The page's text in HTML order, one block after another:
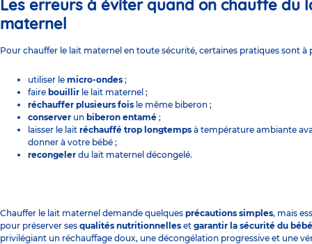
Les erreurs à éviter quand on chauffe du
maternel
Pour chauffer le lait maternel en toute sécurité, certaines pratiques sont
utiliser le micro-ondes ;
faire bouillir le lait maternel ;
réchauffer plusieurs fois le même biberon ;
conserver un biberon entamé ;
laisser le lait réchauffé trop longtemps à température ambiante
donner à votre bébé ;
recongeler du lait maternel décongelé.
Chauffer le lait maternel demande quelques précautions simples, mais
pour préserver ses qualités nutritionnelles et garantir la sécurité du bébé
privilégiant un réchauffage doux, une décongélation progressive et une